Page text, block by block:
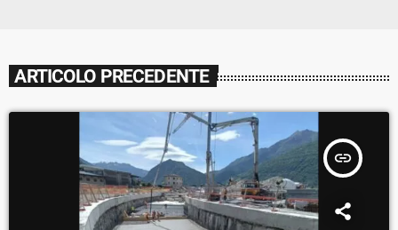
ARTICOLO PRECEDENTE
insert_link